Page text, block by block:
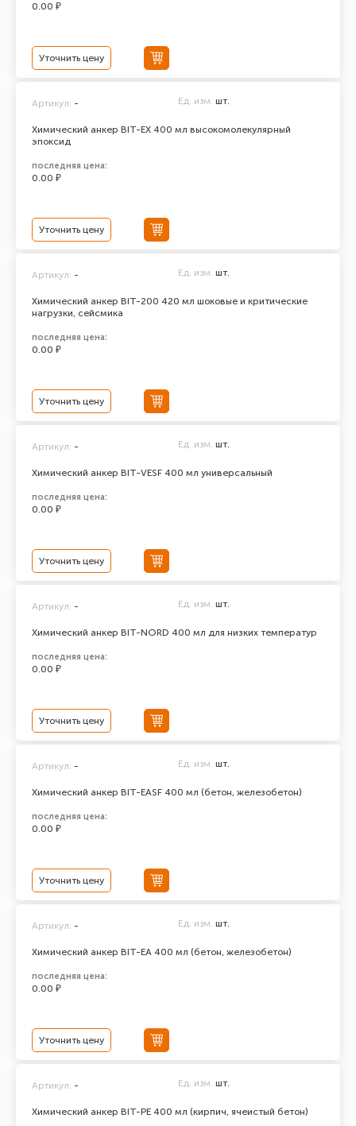
0.00 ₽
Уточнить цену
Химический анкер BIT-EX 400 мл высокомолекулярный
эпоксид
Артикул: - Ед. изм. шт.
последняя цена:
0.00 ₽
Уточнить цену
Химический анкер BIT-200 420 мл шоковые и критические
нагрузки, сейсмика
Артикул: - Ед. изм. шт.
последняя цена:
0.00 ₽
Уточнить цену
Химический анкер BIT-VESF 400 мл универсальный
Артикул: - Ед. изм. шт.
последняя цена:
0.00 ₽
Уточнить цену
Химический анкер BIT-NORD 400 мл для низких температур
Артикул: - Ед. изм. шт.
последняя цена:
0.00 ₽
Уточнить цену
Химический анкер BIT-EASF 400 мл (бетон, железобетон)
Артикул: - Ед. изм. шт.
последняя цена:
0.00 ₽
Уточнить цену
Химический анкер BIT-EA 400 мл (бетон, железобетон)
Артикул: - Ед. изм. шт.
последняя цена:
0.00 ₽
Уточнить цену
Химический анкер BIT-PE 400 мл (кирпич, ячеистый бетон)
Артикул: - Ед. изм. шт.